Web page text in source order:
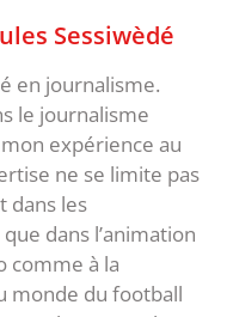
Sessiwèdé
en journalisme.
le journalisme
expérience au
ne se limite pas
dans les
dans l’animation
comme à la
monde du football